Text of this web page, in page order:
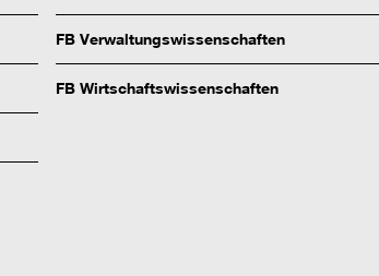
FB Verwaltungswissenschaften
FB Wirtschaftswissenschaften